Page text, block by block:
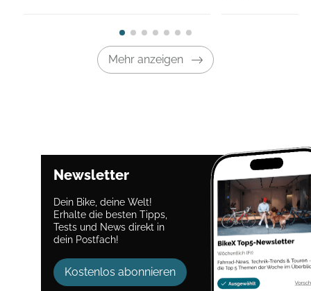
Mehr anzeigen
Newsletter
Dein Bike, deine Welt!
Erhalte die besten Tipps,
Tests und News direkt in
dein Postfach!
Kostenlos abonnieren